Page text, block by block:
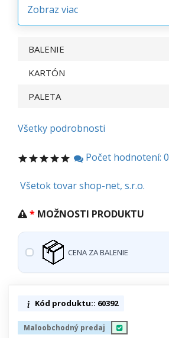
Zobraz viac
BALENIE
KARTÓN
PALETA
Všetky podrobnosti
Počet hodnotení: 0
Všetok tovar shop-net, s.r.o.
MOŽNOSTI PRODUKTU
CENA ZA BALENIE
Kód produktu:: 60392
Maloobchodný predaj